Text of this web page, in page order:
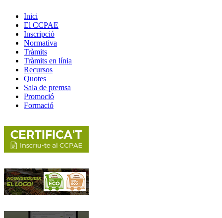
Inici
El CCPAE
Inscripció
Normativa
Tràmits
Tràmits en línia
Recursos
Quotes
Sala de premsa
Promoció
Formació